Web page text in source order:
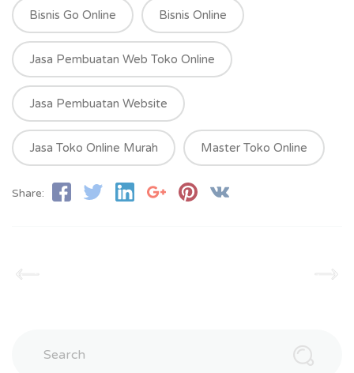
Bisnis Go Online Bisnis Online
Jasa Pembuatan Web Toko Online
Jasa Pembuatan Website
Jasa Toko Online Murah Master Toko Online
Share: